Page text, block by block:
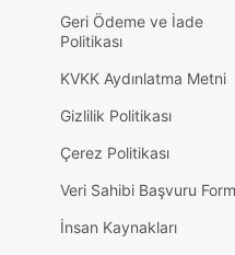
Geri Ödeme ve İade
Politikası
KVKK Aydınlatma Metni
Gizlilik Politikası
Çerez Politikası
Veri Sahibi Başvuru
İnsan Kaynakları